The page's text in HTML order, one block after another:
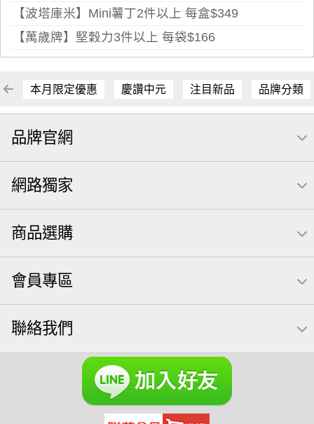
【波塔庫米】Mini薯丁2件以上 每盒$349
【萬歲牌】堅穀力3件以上 每袋$166
本月限定優惠 慶讚中元 注目新品 品牌分類
品牌官網
網路獨家
商品選購
會員專區
聯絡我們